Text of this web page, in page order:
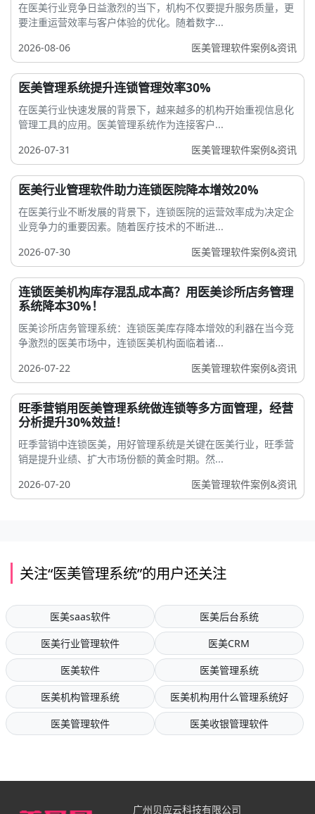
在医美行业竞争日益激烈的当下，机构不仅要提升服务质量，更
要注重运营效率与客户体验的优化。随着数字...
2026-08-06
医美管理软件案例&资讯
医美管理系统提升连锁管理效率30%
在医美行业快速发展的背景下，越来越多的机构开始重视信息化
管理工具的应用。医美管理系统作为连接客户...
2026-07-31
医美管理软件案例&资讯
医美行业管理软件助力连锁医院降本增效20%
在医美行业不断发展的背景下，连锁医院的运营效率成为决定企
业竞争力的重要因素。随着医疗技术的不断进...
2026-07-30
医美管理软件案例&资讯
连锁医美机构库存混乱成本高？用医美诊所店务管理
系统降本30%！
医美诊所店务管理系统：连锁医美库存降本增效的利器在当今竞
争激烈的医美市场中，连锁医美机构面临着诸...
2026-07-22
医美管理软件案例&资讯
旺季营销用医美管理系统做连锁等多方面管理，经营
分析提升30%效益！
旺季营销中连锁医美，用好管理系统是关键在医美行业，旺季营
销是提升业绩、扩大市场份额的黄金时期。然...
2026-07-20
医美管理软件案例&资讯
关注“医美管理系统”的用户还关注
医美saas软件
医美后台系统
医美行业管理软件
医美CRM
医美软件
医美管理系统
医美机构管理系统
医美机构用什么管理系统好
医美管理软件
医美收银管理软件
广州贝应云科技有限公司